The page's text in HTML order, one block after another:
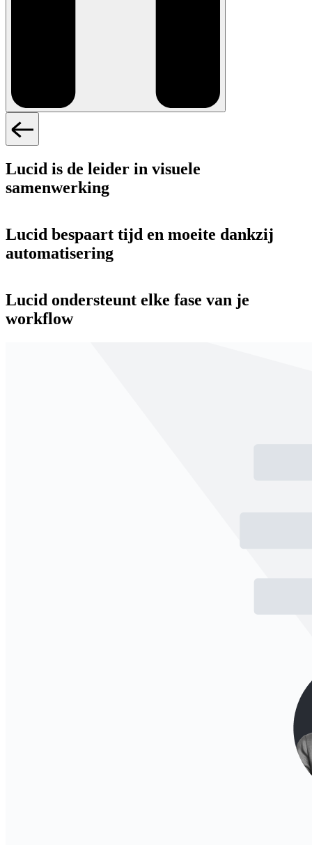
Lucid is de leider in visuele
samenwerking
Lucid bespaart tijd en moeite dankzij
automatisering
Lucid ondersteunt elke fase van je
workflow